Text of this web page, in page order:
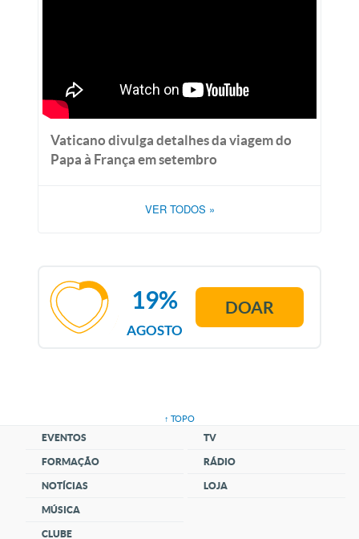
Vaticano divulga detalhes da viagem do
Papa à França em setembro
VER TODOS »
AGOSTO
19% DOAR
↑ TOPO
EVENTOS
FORMAÇÃO
NOTÍCIAS
MÚSICA
CLUBE
TV
RÁDIO
LOJA